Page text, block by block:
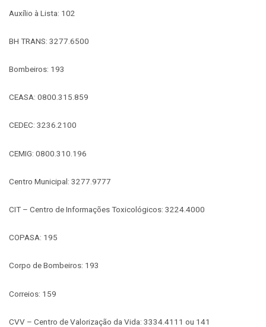
Auxílio à Lista: 102
BH TRANS: 3277.6500
Bombeiros: 193
CEASA: 0800.315.859
CEDEC: 3236.2100
CEMIG: 0800.310.196
Centro Municipal: 3277.9777
CIT – Centro de Informações Toxicológicos: 3224.4000
COPASA: 195
Corpo de Bombeiros: 193
Correios: 159
CVV – Centro de Valorização da Vida: 3334.4111 ou 141